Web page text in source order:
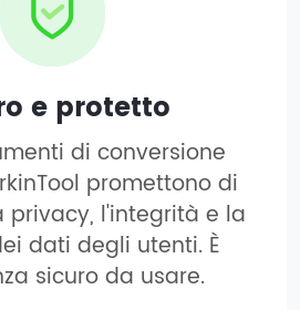
e protetto
di conversione
promettono di
privacy, l'integrità e la
dati degli utenti. È
sicuro da usare.